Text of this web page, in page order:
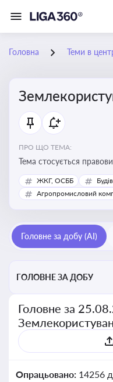
Головна Теми в
ПРО ЩО ТЕМА:
Тема стосується
землею, зокрема умов
користування
ЖКГ, ОСББ
Агропромисловий
Головне за добу (AI)
ГОЛОВНЕ ЗА ДОБУ
Головне за
Опрацьовано: 14256